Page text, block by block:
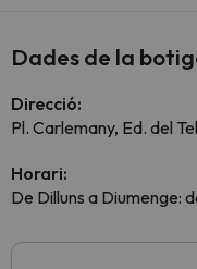
Dades de la
Direcció:
Pl. Carlemany, Ed. del
Horari:
De Dilluns a Diumenge: